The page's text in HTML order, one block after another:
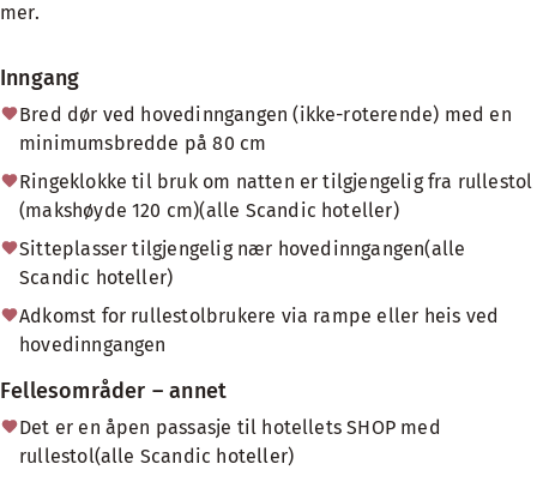
mer.
Inngang
Bred dør ved hovedinngangen (ikke-roterende) med en
minimumsbredde på 80 cm
Ringeklokke til bruk om natten er tilgjengelig fra rullestol
(makshøyde 120 cm)(alle Scandic hoteller)
Sitteplasser tilgjengelig nær hovedinngangen(alle
Scandic hoteller)
Adkomst for rullestolbrukere via rampe eller heis ved
hovedinngangen
Fellesområder – annet
Det er en åpen passasje til hotellets SHOP med
rullestol(alle Scandic hoteller)